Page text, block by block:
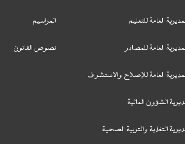
المراسيم
نصوص القانون
العامة للتعليم
العامة للمصادر
العامة للإصلاح والاستشراف
الشؤون المالية
التغذية والتربية الصحية